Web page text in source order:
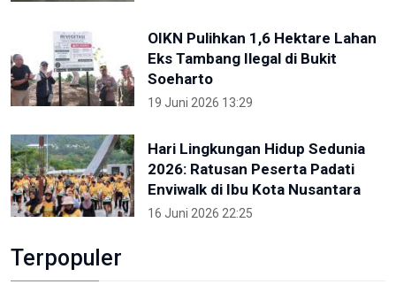
OIKN Pulihkan 1,6 Hektare Lahan
Eks Tambang Ilegal di Bukit
Soeharto
19 Juni 2026 13:29
Hari Lingkungan Hidup Sedunia
2026: Ratusan Peserta Padati
Enviwalk di Ibu Kota Nusantara
16 Juni 2026 22:25
Terpopuler